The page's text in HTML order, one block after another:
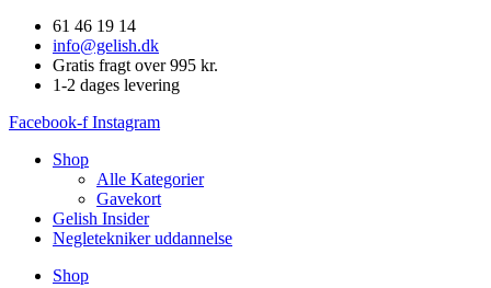
61 46 19 14
info@gelish.dk
Gratis fragt over 995 kr.
1-2 dages levering
Facebook-f Instagram
Shop
Alle Kategorier
Gavekort
Gelish Insider
Negletekniker uddannelse
Shop